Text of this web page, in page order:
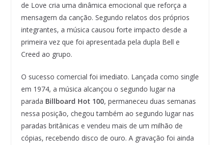
de Love cria uma dinâmica emocional que reforça a
mensagem da canção. Segundo relatos dos próprios
integrantes, a música causou forte impacto desde a
primeira vez que foi apresentada pela dupla Bell e
Creed ao grupo.
O sucesso comercial foi imediato. Lançada como single
em 1974, a música alcançou o segundo lugar na
parada Billboard Hot 100, permaneceu duas semanas
nessa posição, chegou também ao segundo lugar nas
paradas britânicas e vendeu mais de um milhão de
cópias, recebendo disco de ouro. A gravação foi ainda